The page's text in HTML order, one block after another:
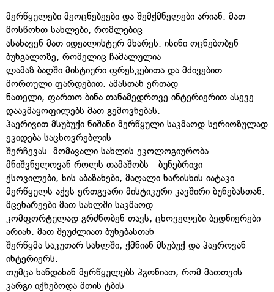
მერწყულები მეოცნებეები და შემქმნელები არიან. მათ
მოსწონთ სახლები, რომლებიც
ასახავენ მათ იდეალისტურ მხარეს. ისინი ოცნებობენ
ბუნგალოზე, რომელიც ჩამალულია
ლამაზ ბაღში მისტიური ფრესკებითა და მძივებით
მორთული ფარდებით. ამასთან ერთად
ნათელი, ფართო ბინა თანამედროვე ინტერიერით ასევე
დააკმაყოფილებს მათ გემოვნებას.
ჰაერივით მსუბუქი ნიშანი მერწყული საკმაოდ სერიოზულად
ეკიდება საცხოვრებლის
შერჩევას. მომავალი სახლის ეკოლოგიურობა
მნიშვნელოვან როლს თამაშობს - ბუნებრივი
ქსოვილები, ხის აბაზანები, მაღალი ხარისხის იატაკი.
მერწყულს აქვს ერთგვარი მისტიკური კავშირი ბუნებასთან.
მცენარეები მათ სახლში საკმაოდ
კომფორტულად გრძნობენ თავს, ცხოველები ბედნიერები
არიან. მათ შეუძლიათ ბუნებასთან
შერწყმა საკუთარ სახლში, ქმნიან მსუბუქ და ჰაეროვან
ინტერიერს.
თუმცა ხანდახან მერწყულებს ჰგონიათ, რომ მათთვის
კარგი იქნებოდა მთის ტბის